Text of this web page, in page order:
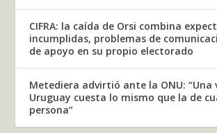
CIFRA: la caída de Orsi combina
incumplidas, problemas de
de apoyo en su propio electorado
Metediera advirtió ante la ONU: “Una
Uruguay cuesta lo mismo que la de
persona”